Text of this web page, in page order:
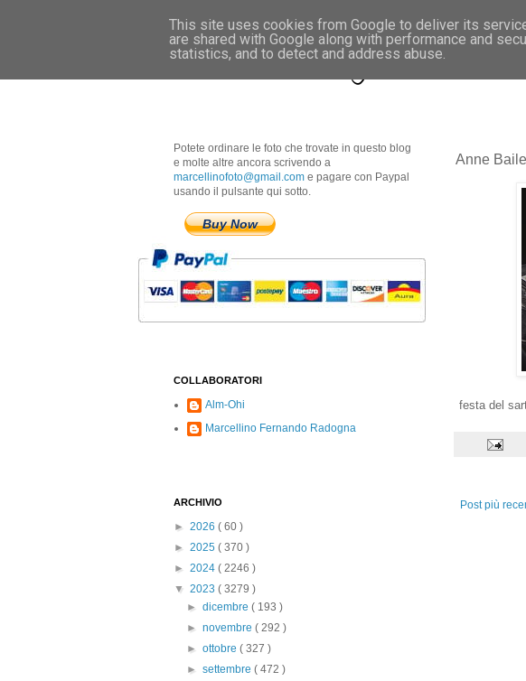
Marcellino Radogna -
Anne
festa del
Post più
Potete ordinare le foto che trovate in questo blog
e molte altre ancora scrivendo a
marcellinofoto@gmail.com e pagare con Paypal
usando il pulsante qui sotto.
Buy Now
COLLABORATORI
Alm-Ohi
Marcellino Fernando Radogna
ARCHIVIO
► 2026 ( 60 )
► 2025 ( 370 )
► 2024 ( 2246 )
▼ 2023 ( 3279 )
►dicembre( 193 )
►novembre( 292 )
►ottobre( 327 )
►settembre( 472 )
This site uses cookies from Google to deliver its
are shared with Google along with performance and
statistics, and to detect and address abuse.